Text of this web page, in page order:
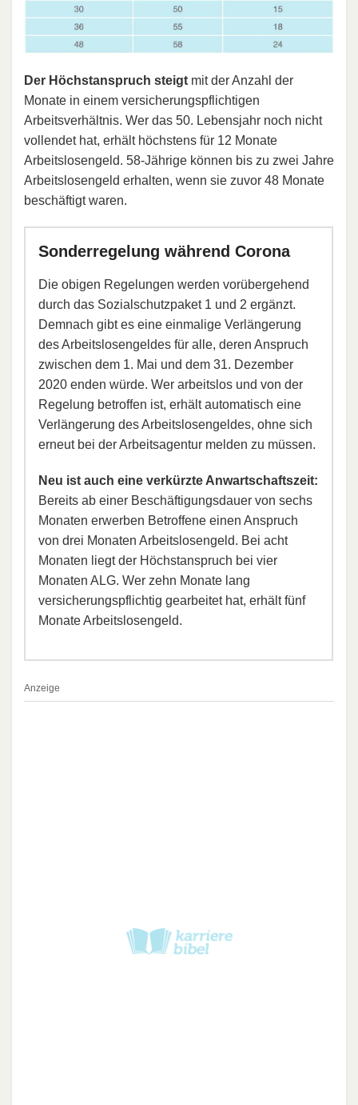
Der Höchstanspruch steigt mit der Anzahl der
Monate in einem versicherungspflichtigen
Arbeitsverhältnis. Wer das 50. Lebensjahr noch nicht
vollendet hat, erhält höchstens für 12 Monate
Arbeitslosengeld. 58-Jährige können bis zu zwei Jahre
Arbeitslosengeld erhalten, wenn sie zuvor 48 Monate
beschäftigt waren.
Sonderregelung während Corona
Die obigen Regelungen werden vorübergehend
durch das Sozialschutzpaket 1 und 2 ergänzt.
Demnach gibt es eine einmalige Verlängerung
des Arbeitslosengeldes für alle, deren Anspruch
zwischen dem 1. Mai und dem 31. Dezember
2020 enden würde. Wer arbeitslos und von der
Regelung betroffen ist, erhält automatisch eine
Verlängerung des Arbeitslosengeldes, ohne sich
erneut bei der Arbeitsagentur melden zu müssen.
Neu ist auch eine verkürzte Anwartschaftszeit:
Bereits ab einer Beschäftigungsdauer von sechs
Monaten erwerben Betroffene einen Anspruch
von drei Monaten Arbeitslosengeld. Bei acht
Monaten liegt der Höchstanspruch bei vier
Monaten ALG. Wer zehn Monate lang
versicherungspflichtig gearbeitet hat, erhält fünf
Monate Arbeitslosengeld.
Anzeige